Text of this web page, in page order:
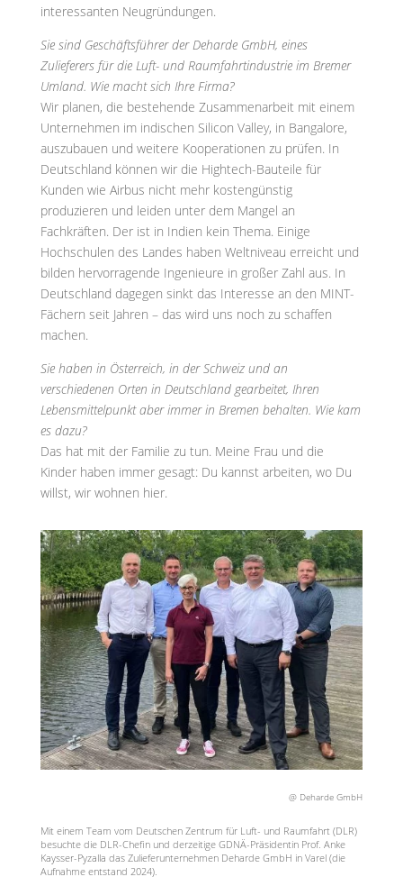
interessanten Neugründungen.
Sie sind Geschäftsführer der Deharde GmbH, eines
Zulieferers für die Luft- und Raumfahrtindustrie im Bremer
Umland. Wie macht sich Ihre Firma?
Wir planen, die bestehende Zusammenarbeit mit einem
Unternehmen im indischen Silicon Valley, in Bangalore,
auszubauen und weitere Kooperationen zu prüfen. In
Deutschland können wir die Hightech-Bauteile für
Kunden wie Airbus nicht mehr kostengünstig
produzieren und leiden unter dem Mangel an
Fachkräften. Der ist in Indien kein Thema. Einige
Hochschulen des Landes haben Weltniveau erreicht und
bilden hervorragende Ingenieure in großer Zahl aus. In
Deutschland dagegen sinkt das Interesse an den MINT-
Fächern seit Jahren – das wird uns noch zu schaffen
machen.
Sie haben in Österreich, in der Schweiz und an
verschiedenen Orten in Deutschland gearbeitet, Ihren
Lebensmittelpunkt aber immer in Bremen behalten. Wie kam
es dazu?
Das hat mit der Familie zu tun. Meine Frau und die
Kinder haben immer gesagt: Du kannst arbeiten, wo Du
willst, wir wohnen hier.
@ Deharde GmbH
Mit einem Team vom Deutschen Zentrum für Luft- und Raumfahrt (DLR)
besuchte die DLR-Chefin und derzeitige GDNÄ-Präsidentin Prof. Anke
Kaysser-Pyzalla das Zulieferunternehmen Deharde GmbH in Varel (die
Aufnahme entstand 2024).